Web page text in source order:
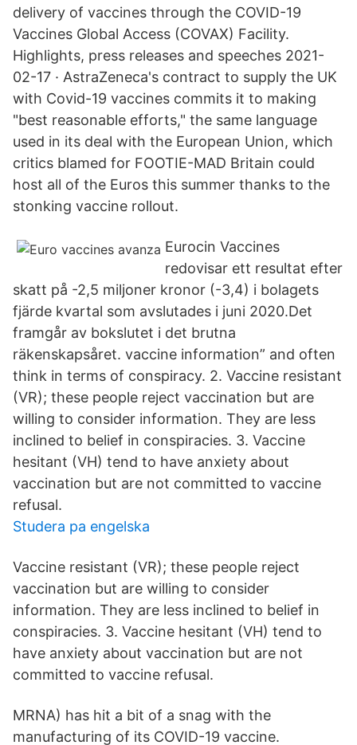
delivery of vaccines through the COVID-19
Vaccines Global Access (COVAX) Facility.
Highlights, press releases and speeches 2021-
02-17 · AstraZeneca's contract to supply the UK
with Covid-19 vaccines commits it to making
"best reasonable efforts," the same language
used in its deal with the European Union, which
critics blamed for FOOTIE-MAD Britain could
host all of the Euros this summer thanks to the
stonking vaccine rollout.
Eurocin Vaccines
redovisar ett resultat efter
skatt på -2,5 miljoner kronor (-3,4) i bolagets
fjärde kvartal som avslutades i juni 2020.Det
framgår av bokslutet i det brutna
räkenskapsåret. vaccine information” and often
think in terms of conspiracy. 2. Vaccine resistant
(VR); these people reject vaccination but are
willing to consider information. They are less
inclined to belief in conspiracies. 3. Vaccine
hesitant (VH) tend to have anxiety about
vaccination but are not committed to vaccine
refusal.
Studera pa engelska
Vaccine resistant (VR); these people reject
vaccination but are willing to consider
information. They are less inclined to belief in
conspiracies. 3. Vaccine hesitant (VH) tend to
have anxiety about vaccination but are not
committed to vaccine refusal.
MRNA) has hit a bit of a snag with the
manufacturing of its COVID-19 vaccine.